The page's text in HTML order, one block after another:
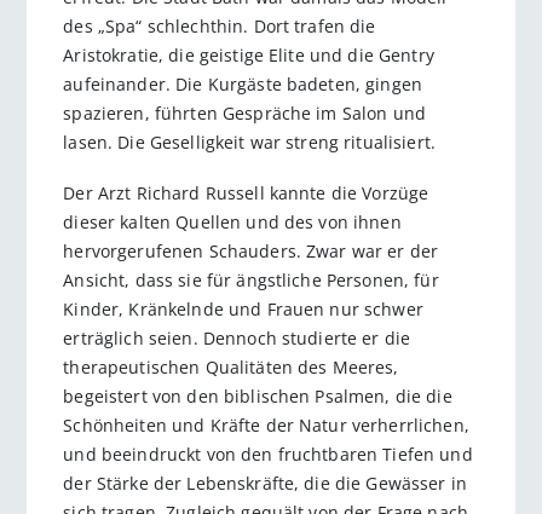
des „Spa“ schlechthin. Dort trafen die
Aristokratie, die geistige Elite und die Gentry
aufeinander. Die Kurgäste badeten, gingen
spazieren, führten Gespräche im Salon und
lasen. Die Geselligkeit war streng ritualisiert.
Der Arzt Richard Russell kannte die Vorzüge
dieser kalten Quellen und des von ihnen
hervorgerufenen Schauders. Zwar war er der
Ansicht, dass sie für ängstliche Personen, für
Kinder, Kränkelnde und Frauen nur schwer
erträglich seien. Dennoch studierte er die
therapeutischen Qualitäten des Meeres,
begeistert von den biblischen Psalmen, die die
Schönheiten und Kräfte der Natur verherrlichen,
und beeindruckt von den fruchtbaren Tiefen und
der Stärke der Lebenskräfte, die die Gewässer in